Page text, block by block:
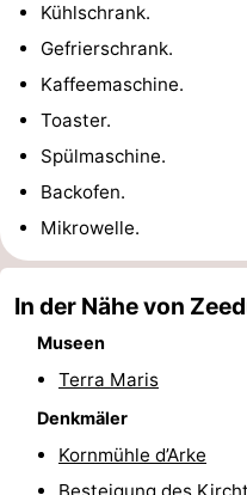
Golfplatze
-
und
Veranstaltungen
Praktisch
Forum
Route
Parken
Reisebuchshop
Kühlschrank.
Gefrierschrank.
Kaffeemaschine.
Toaster.
Spülmaschine.
Backofen.
Mikrowelle.
In der Nähe von
Museen
Terra Maris
Denkmäler
Kornmühle d’Arke